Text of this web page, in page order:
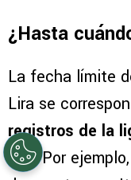
¿Hasta
La fecha límite
Lira se
registros de la
MX. Por